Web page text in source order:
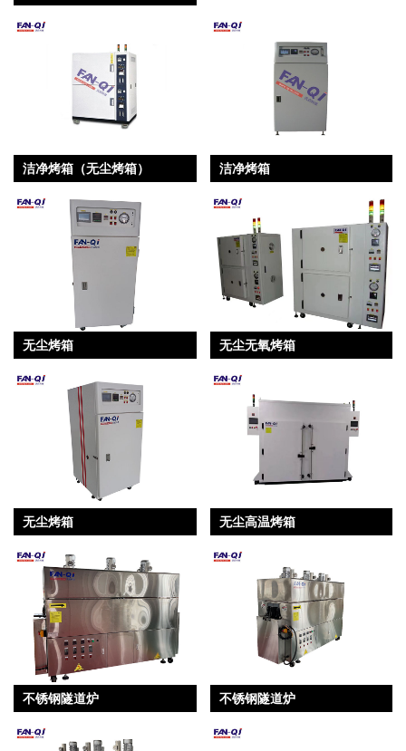
洁净烤箱（无尘烤箱） 洁净烤箱
无尘烤箱 无尘无氧烤箱
无尘烤箱 无尘高温烤箱
不锈钢隧道炉 不锈钢隧道炉